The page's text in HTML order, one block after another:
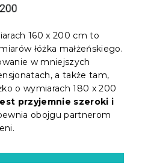
160 x 200 cm to
łóżka małżeńskiego.
w mniejszych
a także tam,
o wymiarach 180 x 200
przyjemnie szeroki i
obojgu partnerom